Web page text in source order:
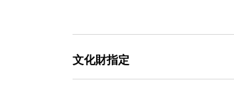
文化財指定